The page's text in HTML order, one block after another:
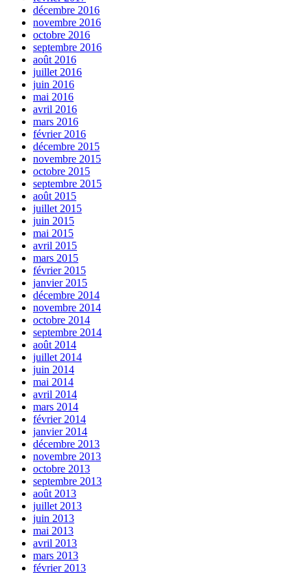
décembre 2016
novembre 2016
octobre 2016
septembre 2016
août 2016
juillet 2016
juin 2016
mai 2016
avril 2016
mars 2016
février 2016
décembre 2015
novembre 2015
octobre 2015
septembre 2015
août 2015
juillet 2015
juin 2015
mai 2015
avril 2015
mars 2015
février 2015
janvier 2015
décembre 2014
novembre 2014
octobre 2014
septembre 2014
août 2014
juillet 2014
juin 2014
mai 2014
avril 2014
mars 2014
février 2014
janvier 2014
décembre 2013
novembre 2013
octobre 2013
septembre 2013
août 2013
juillet 2013
juin 2013
mai 2013
avril 2013
mars 2013
février 2013